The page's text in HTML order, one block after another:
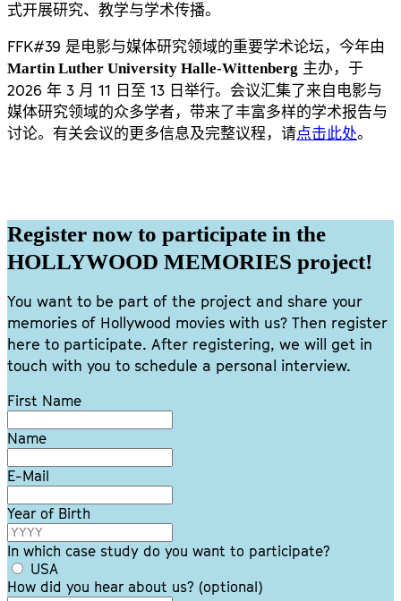
式开展研究、教学与学术传播。
FFK#39 是电影与媒体研究领域的重要学术论坛，今年由
Martin Luther University Halle-Wittenberg 主办，于
2026 年 3 月 11 日至 13 日举行。会议汇集了来自电影与
媒体研究领域的众多学者，带来了丰富多样的学术报告与
讨论。有关会议的更多信息及完整议程，请点击此处。
Register now to participate in the
HOLLYWOOD MEMORIES project!
You want to be part of the project and share your
memories of Hollywood movies with us? Then register
here to participate. After registering, we will get in
touch with you to schedule a personal interview.
Leave
field
blank
First Name
Name
E-Mail
Year of Birth
In which case study do you want to participate?
USA
How did you hear about us? (optional)